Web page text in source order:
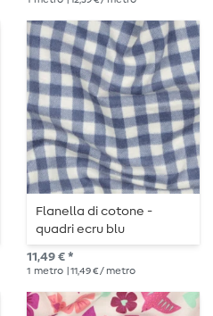
Flanella di cotone -
quadri ecru blu
11,49 € *
1 metro | 11,49 € / metro